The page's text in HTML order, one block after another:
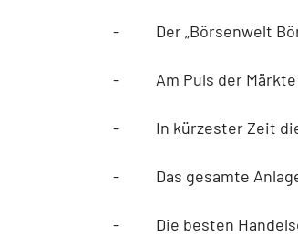
- Der „Börsenwelt
- Am Puls der Märkte
- In kürzester Zeit die
- Das gesamte
- Die besten